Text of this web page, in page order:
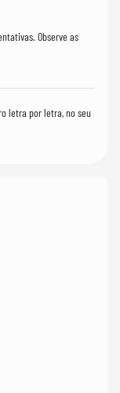
Observe as
letra por letra, no seu